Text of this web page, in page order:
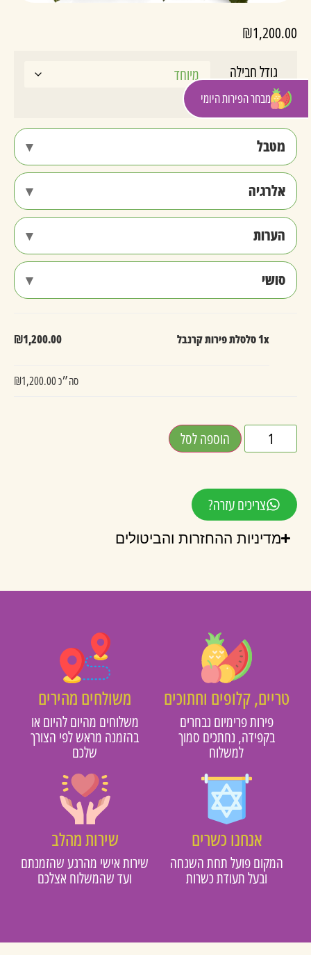
מבחר הפירות היומי
₪1,200.00
גודל חבילה
נקה
מטבל
אלרגיה
הערות
סושי
1x סלסלת פירות קרנבל ₪1,200.00
סה״כ₪1,200.00
הוספה לסל
צריכים עזרה?
מדיניות ההחזרות והביטולים
טריים, קלופים וחתוכים
פירות פרימיום נבחרים
בקפידה, נחתכים סמוך
למשלוח
משולחים מהירים
משלוחים מהיום להיום או
בהזמנה מראש לפי הצורך
שלכם
אנחנו כשרים
המקום פועל תחת השגחה
ובעל תעודת כשרות
שירות מהלב
שירות אישי מהרגע שהזמנתם
ועד שהמשלוח אצלכם